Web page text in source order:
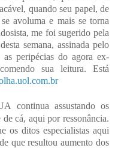
quando seu papel, de
avoluma e mais se torna
me foi sugerido pela
semana, assinada pelo
as peripécias do agora ex-
sua leitura. Está
continua assustando os
de cá, aqui por ressonância.
os ditos especialistas aqui
que resultou aumento dos